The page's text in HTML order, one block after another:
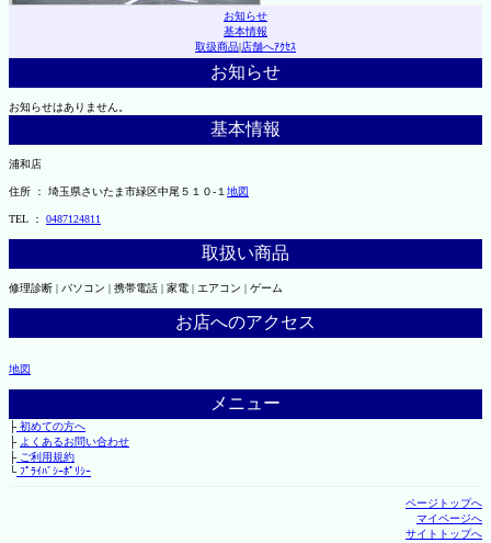
お知らせ
基本情報
取扱商品|店舗へｱｸｾｽ
お知らせ
お知らせはありません。
基本情報
浦和店
住所 ： 埼玉県さいたま市緑区中尾５１０-１ 地図
TEL ： 0487124811
取扱い商品
修理診断 | パソコン | 携帯電話 | 家電 | エアコン | ゲーム
お店へのアクセス
地図
メニュー
├初めての方へ
├ よくあるお問い合わせ
├ご利用規約
└ﾌﾟﾗｲﾊﾞｼｰﾎﾟﾘｼｰ
ページトップへ
マイページへ
サイトトップへ